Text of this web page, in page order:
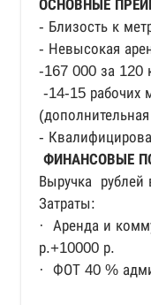
ОСНОВНЫЕ
- Близость к
- Невысокая
-167 000 за 120
-14-15 рабочих
-
ФИНАНСОВЫЕ
Выручка рублей
Затраты:
· Аренда и
р.+10000 р.
· ФОТ 40 %